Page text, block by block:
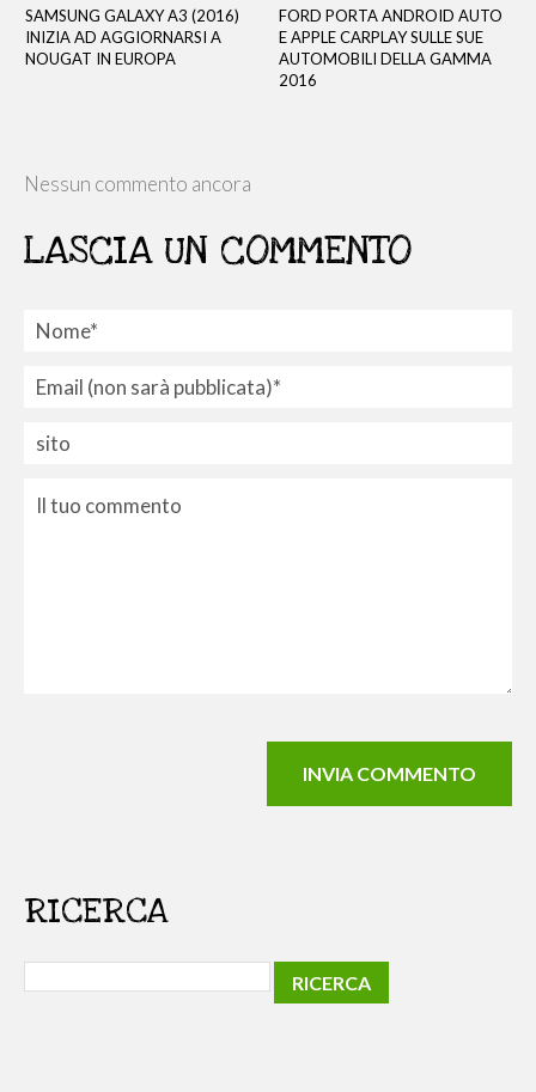
SAMSUNG GALAXY A3 (2016)
INIZIA AD AGGIORNARSI A
NOUGAT IN EUROPA
FORD PORTA ANDROID AUTO
E APPLE CARPLAY SULLE SUE
AUTOMOBILI DELLA GAMMA
2016
Nessun commento ancora
LASCIA UN COMMENTO
RICERCA